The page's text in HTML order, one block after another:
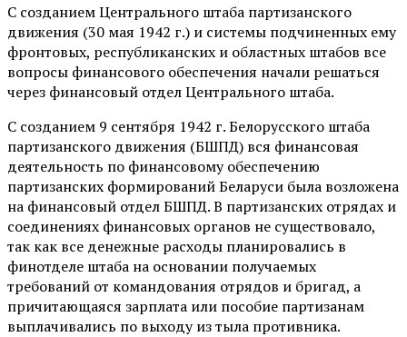
С созданием Центрального штаба партизанского
движения (30 мая 1942 г.) и системы подчиненных ему
фронтовых, республиканских и областных штабов все
вопросы финансового обеспечения начали решаться
через финансовый отдел Центрального штаба.
С созданием 9 сентября 1942 г. Белорусского штаба
партизанского движения (БШПД) вся финансовая
деятельность по финансовому обеспечению
партизанских формирований Беларуси была возложена
на финансовый отдел БШПД. В партизанских отрядах и
соединениях финансовых органов не существовало,
так как все денежные расходы планировались в
финотделе штаба на основании получаемых
требований от командования отрядов и бригад, а
причитающаяся зарплата или пособие партизанам
выплачивались по выходу из тыла противника.